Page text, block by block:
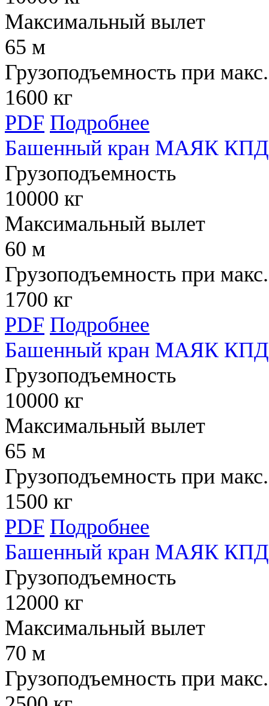
Максимальный вылет
65 м
Грузоподъемность при
1600 кг
PDF Подробнее
Башенный кран МАЯК КПД
Грузоподъемность
10000 кг
Максимальный вылет
60 м
Грузоподъемность при
1700 кг
PDF Подробнее
Башенный кран МАЯК КПД
Грузоподъемность
10000 кг
Максимальный вылет
65 м
Грузоподъемность при
1500 кг
PDF Подробнее
Башенный кран МАЯК КПД
Грузоподъемность
12000 кг
Максимальный вылет
70 м
Грузоподъемность при